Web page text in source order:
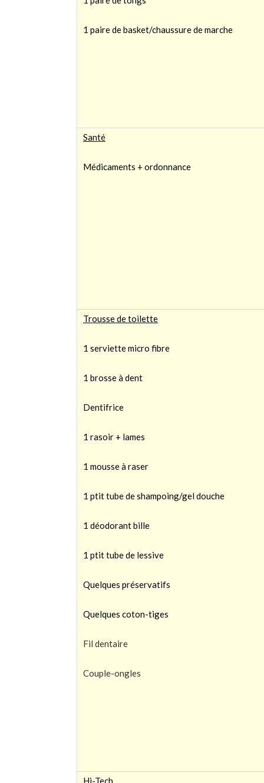
1 paire de basket/chaussure de marche
Santé
Médicaments + ordonnance
Trousse de toilette
1 serviette micro fibre
1 brosse à dent
Dentifrice
1 rasoir + lames
1 mousse à raser
1 ptit tube de shampoing/gel douche
1 déodorant bille
1 ptit tube de lessive
Quelques préservatifs
Quelques coton-tiges
Fil dentaire
Couple-ongles
Hi-Tech